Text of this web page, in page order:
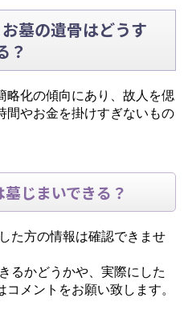
墓の遺骨はどうす
？
略化の傾向にあり、故人を偲
間やお金を掛けすぎないもの
じまいできる？
た方の情報は確認できませ
るかどうかや、実際にした
メントをお願い致します。